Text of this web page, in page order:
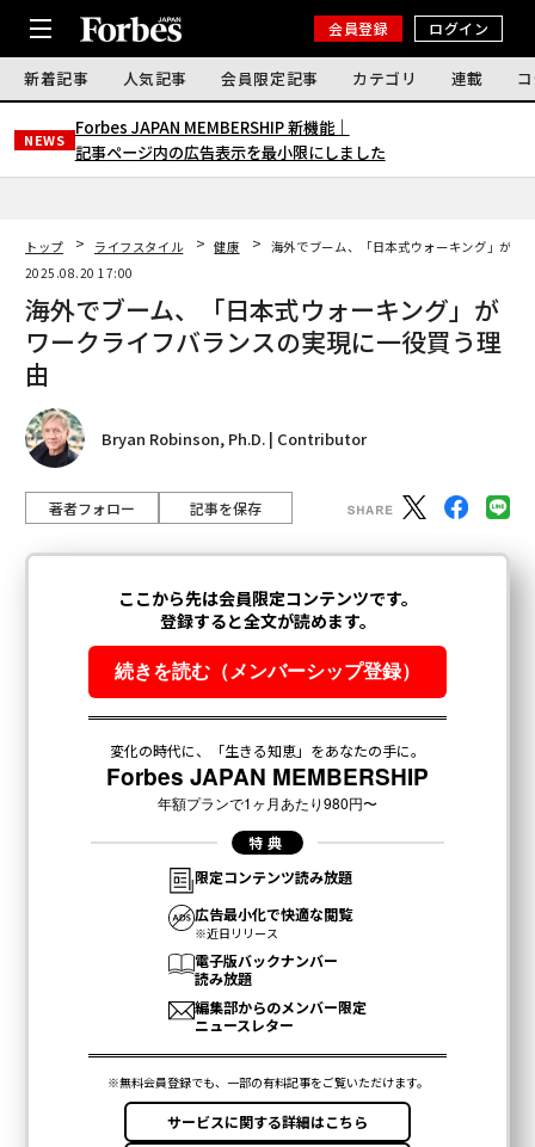
会員登録 ログイン
新着記事 人気記事 会員限定記事 カテゴリ 連載
NEWS
Forbes JAPAN MEMBERSHIP 新機能｜
記事ページ内の広告表示を最小限にしました
トップ ライフスタイル 健康
海外でブーム、「日本式ウォーキング」がワ
2025.08.20 17:00
海外でブーム、「日本式ウォーキング」が
ワークライフバランスの実現に一役買う理
由
Bryan Robinson, Ph.D. | Contributor
著者フォロー 記事を保存